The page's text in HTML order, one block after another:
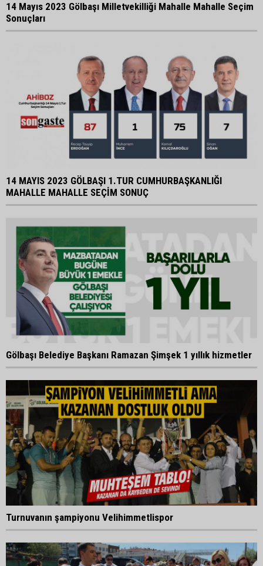
14 Mayıs 2023 Gölbaşı Milletvekilliği Mahalle Mahalle Seçim
Sonuçları
14 MAYIS 2023 GÖLBAŞI 1.TUR CUMHURBAŞKANLIĞI
MAHALLE MAHALLE SEÇİM SONUÇ
Gölbaşı Belediye Başkanı Ramazan Şimşek 1 yıllık hizmetler
Turnuvanın şampiyonu Velihimmetlispor